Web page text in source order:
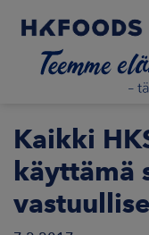
ETUSIVU
Kaikki
käyttämä